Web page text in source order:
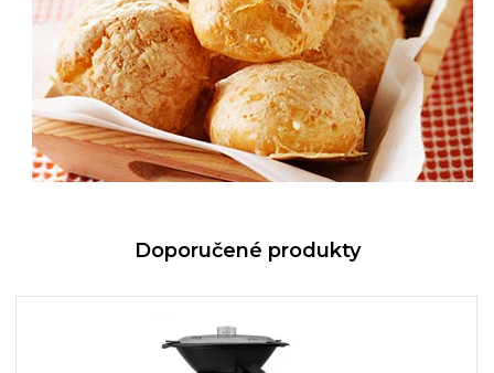
Doporučené produkty